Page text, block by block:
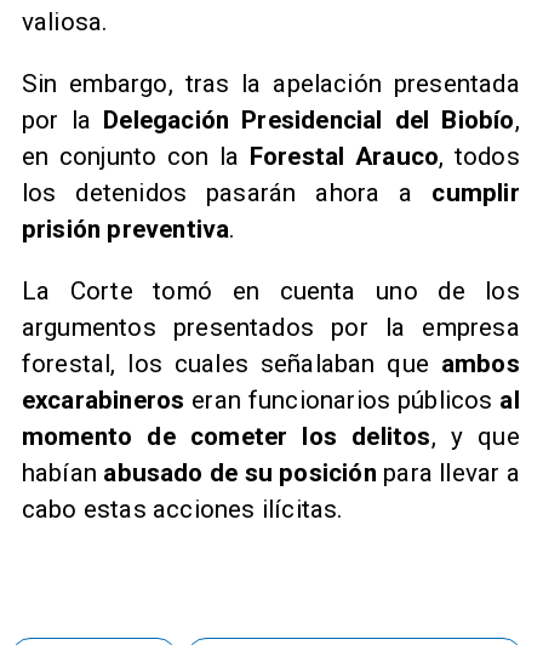
valiosa.
Sin embargo, tras la apelación presentada
por la Delegación Presidencial del Biobío,
en conjunto con la Forestal Arauco, todos
los detenidos pasarán ahora a cumplir
prisión preventiva.
La Corte tomó en cuenta uno de los
argumentos presentados por la empresa
forestal, los cuales señalaban que ambos
excarabineros eran funcionarios públicos al
momento de cometer los delitos, y que
habían abusado de su posición para llevar a
cabo estas acciones ilícitas.